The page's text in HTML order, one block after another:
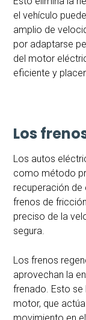
el vehículo
amplio de
por adaptarse
del motor
eficiente y
Los
Los autos
como método
recuperación de
frenos de
preciso de la
segura.
Los frenos
aprovechan la
frenado. Esto
motor, que